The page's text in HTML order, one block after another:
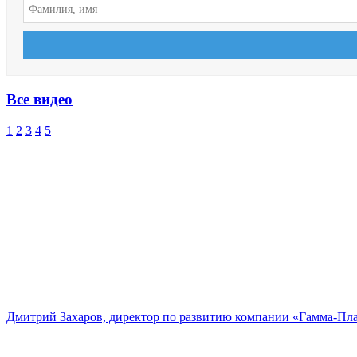
Все видео
1 2 3 4 5
Дмитрий Захаров, директор по развитию компании «Гамма-